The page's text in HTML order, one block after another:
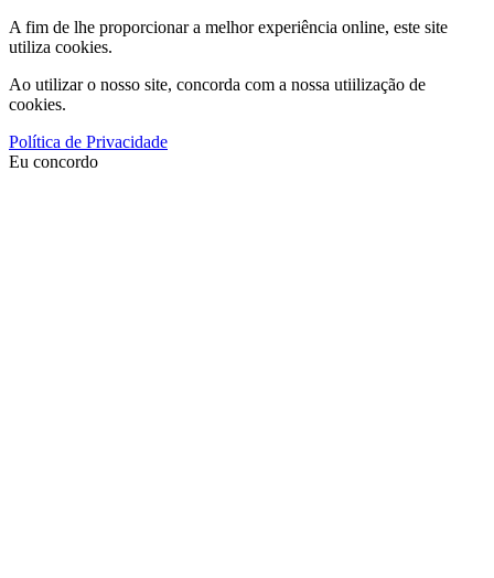
A fim de lhe proporcionar a melhor experiência online, este site
utiliza cookies.
Ao utilizar o nosso site, concorda com a nossa utiilização de
cookies.
Política de Privacidade
Eu concordo